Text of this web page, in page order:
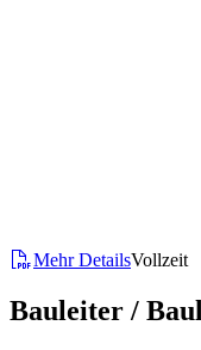
Mehr DetailsVollzeit
Bauleiter /